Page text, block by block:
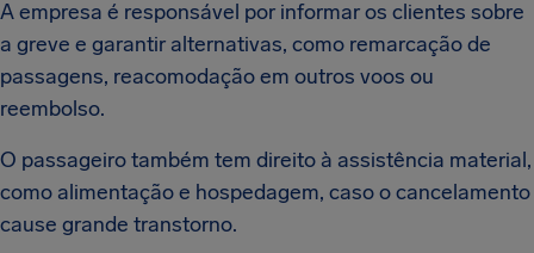
A empresa é responsável por informar os clientes sobre
a greve e garantir alternativas, como remarcação de
passagens, reacomodação em outros voos ou
reembolso.
O passageiro também tem direito à assistência material,
como alimentação e hospedagem, caso o cancelamento
cause grande transtorno.